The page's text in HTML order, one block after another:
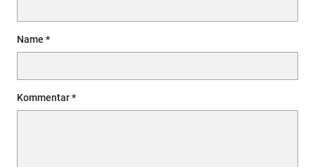
Name
Kommentar